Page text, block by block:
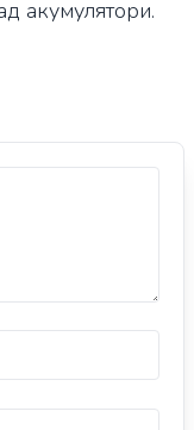
акумулятори.